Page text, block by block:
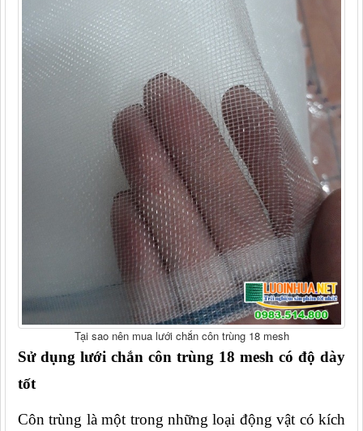
Tại sao nên mua lưới chắn côn trùng 18 mesh
Sử dụng lưới chắn côn trùng 18 mesh có độ dày
tốt
Côn trùng là một trong những loại động vật có kích